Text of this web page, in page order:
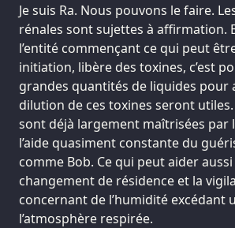
Je suis Ra. Nous pouvons le faire.
rénales sont sujettes à affirmation.
l’entité commençant ce qui peut
initiation, libère des toxines, c’est
grandes quantités de liquides pour
dilution de ces toxines seront
sont déjà largement maîtrisées par
l’aide quasiment constante du
comme Bob. Ce qui peut aider aussi
changement de résidence et la
concernant de l’humidité excédant
l’atmosphère respirée.